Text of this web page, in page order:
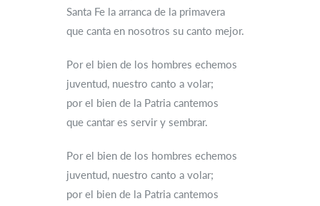
Santa Fe la arranca de la primavera
que canta en nosotros su canto mejor.
Por el bien de los hombres echemos
juventud, nuestro canto a volar;
por el bien de la Patria cantemos
que cantar es servir y sembrar.
Por el bien de los hombres echemos
juventud, nuestro canto a volar;
por el bien de la Patria cantemos